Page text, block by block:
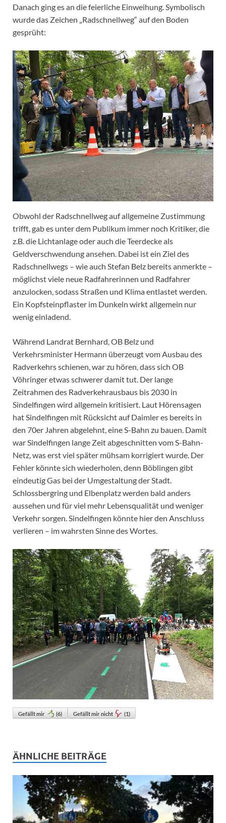
Danach ging es an die feierliche Einweihung. Symbolisch
wurde das Zeichen „Radschnellweg“ auf den Boden
gesprüht:
Obwohl der Radschnellweg auf allgemeine Zustimmung
trifft, gab es unter dem Publikum immer noch Kritiker, die
z.B. die Lichtanlage oder auch die Teerdecke als
Geldverschwendung ansehen. Dabei ist ein Ziel des
Radschnellwegs – wie auch Stefan Belz bereits anmerkte –
möglichst viele neue Radfahrerinnen und Radfahrer
anzulocken, sodass Straßen und Klima entlastet werden.
Ein Kopfsteinpflaster im Dunkeln wirkt allgemein nur
wenig einladend.
Während Landrat Bernhard, OB Belz und
Verkehrsminister Hermann überzeugt vom Ausbau des
Radverkehrs schienen, war zu hören, dass sich OB
Vöhringer etwas schwerer damit tut. Der lange
Zeitrahmen des Radverkehrausbaus bis 2030 in
Sindelfingen wird allgemein kritisiert. Laut Hörensagen
hat Sindelfingen mit Rücksicht auf Daimler es bereits in
den 70er Jahren abgelehnt, eine S-Bahn zu bauen. Damit
war Sindelfingen lange Zeit abgeschnitten vom S-Bahn-
Netz, was erst viel später mühsam korrigiert wurde. Der
Fehler könnte sich wiederholen, denn Böblingen gibt
eindeutig Gas bei der Umgestaltung der Stadt.
Schlossbergring und Elbenplatz werden bald anders
aussehen und für viel mehr Lebensqualität und weniger
Verkehr sorgen. Sindelfingen könnte hier den Anschluss
verlieren – im wahrsten Sinne des Wortes.
Gefällt mir (6) Gefällt mir nicht (1)
ÄHNLICHE BEITRÄGE